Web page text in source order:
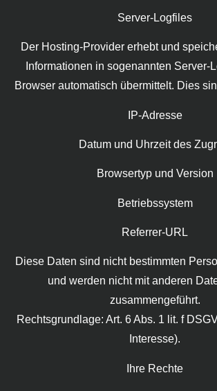
Server-Logfiles
Der Hosting-Provider erhebt und
Informationen in sogenannten Server-
Browser automatisch übermittelt. Dies
IP-Adresse
Datum und Uhrzeit des
Browsertyp und Version
Betriebssystem
Referrer-URL
Diese Daten sind nicht bestimmten
und werden nicht mit anderen
zusammengeführt.
Rechtsgrundlage: Art. 6 Abs. 1 lit. f
Interesse).
Ihre Rechte